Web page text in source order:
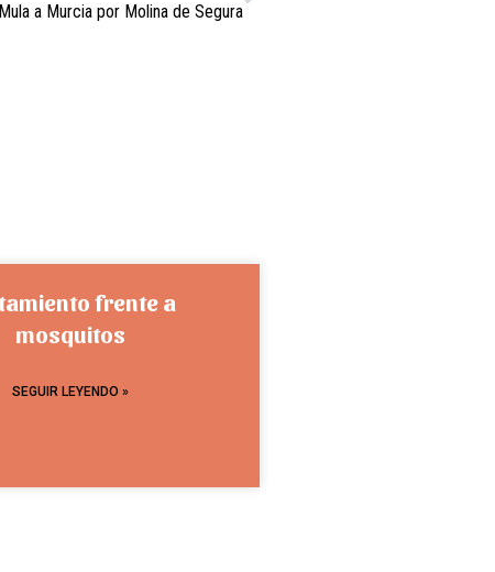
a Murcia por Molina de Segura
frente a
mosquitos
SEGUIR LEYENDO »